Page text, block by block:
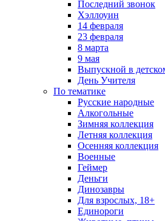
Последний звонок
Хэллоуин
14 февраля
23 февраля
8 марта
9 мая
Выпускной в
День Учителя
По тематике
Русские народные
Алкогольные
Зимняя коллекция
Летняя коллекция
Осенняя коллекция
Военные
Геймер
Деньги
Динозавры
Для взрослых, 18+
Единороги